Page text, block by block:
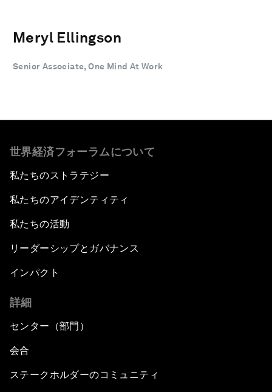
Meryl Ellingson
Senior Associate, One Mind At Work
世界経済フォーラムについて
私たちのストラテジー
私たちのアイデンティティ
私たちの活動
リーダーシップとガバナンス
インパクト
詳細
センター（部門）
会合
ステークホルダーのコミュニティ